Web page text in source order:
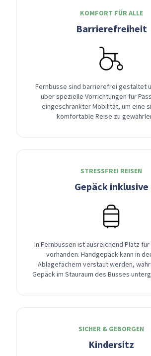
KOMFORT FÜR ALLE
Barrierefreiheit
Fernbusse sind barrierefrei gestaltet
über spezielle Vorrichtungen für
eingeschränkter Mobilität, um eine
komfortable Reise zu
STRESSFREI REISEN
Gepäck inklusive
In Fernbussen ist ausreichend Platz
vorhanden. Handgepäck kann in
Ablagefächern verstaut werden,
Gepäck im Stauraum des Busses
SICHER & GEBORGEN
Kindersitz